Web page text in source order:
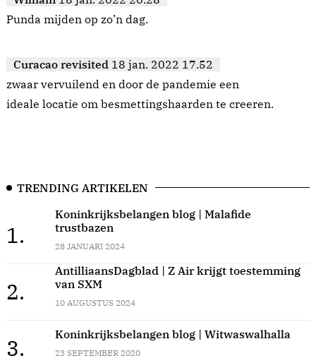
Punda mijden op zo’n dag.
Curacao revisited 18 jan. 2022 17.52
zwaar vervuilend en door de pandemie een
ideale locatie om besmettingshaarden te creeren.
TRENDING ARTIKELEN
1.
Koninkrijksbelangen blog | Malafide
trustbazen
28 JANUARI 2024
2.
AntilliaansDagblad | Z Air krijgt toestemming
van SXM
10 AUGUSTUS 2024
3.
Koninkrijksbelangen blog | Witwaswalhalla
23 SEPTEMBER 2020